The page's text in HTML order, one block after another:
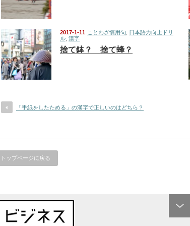
2017-1-11 ことわざ慣用句
日本語力向上ドリ
ル 漢字
捨て鉢？ 捨て蜂？
「手紙をしたためる」の漢字で正しいのはどちら？
トップページに戻る